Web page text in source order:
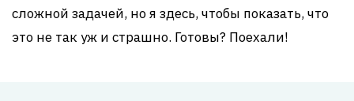
сложной задачей, но я здесь, чтобы показать, что
это не так уж и страшно. Готовы? Поехали!